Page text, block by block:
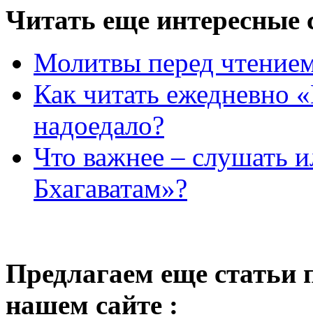
Читать еще интересные
Молитвы перед
Как читать ежедневно
надоедало?
Что важнее – слушать
Бхагаватам»?
Предлагаем еще статьи
нашем сайте :